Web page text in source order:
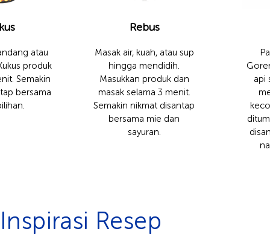
atau
produk
Semakin
bersama
Rebus
Masak air, kuah, atau sup
hingga mendidih.
Masukkan produk dan
masak selama 3 menit.
Semakin nikmat disantap
bersama mie dan
sayuran.
api
Inspirasi Resep